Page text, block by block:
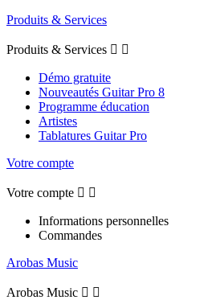
Produits & Services
Produits & Services  
Démo gratuite
Nouveautés Guitar Pro 8
Programme éducation
Artistes
Tablatures Guitar Pro
Votre compte
Votre compte  
Informations personnelles
Commandes
Arobas Music
Arobas Music  